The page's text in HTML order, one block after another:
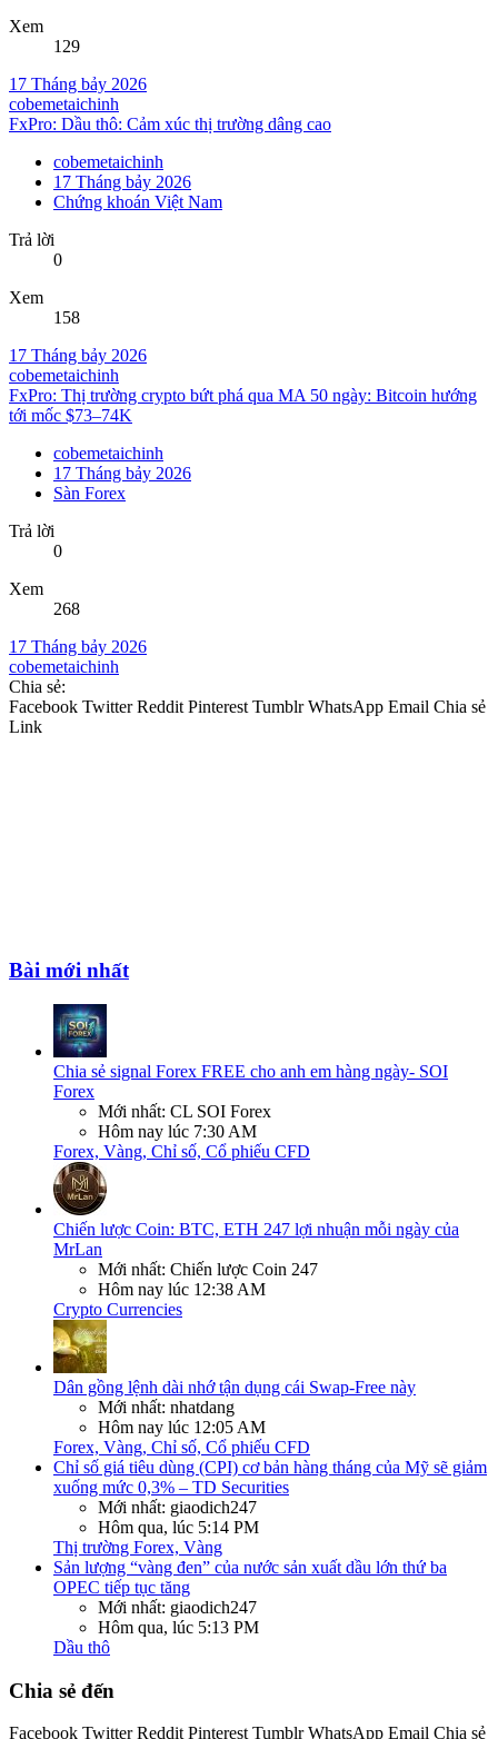
Xem
129
17 Tháng bảy 2026
cobemetaichinh
FxPro: Dầu thô: Cảm xúc thị trường dâng cao
cobemetaichinh
17 Tháng bảy 2026
Chứng khoán Việt Nam
Trả lời
0
Xem
158
17 Tháng bảy 2026
cobemetaichinh
FxPro: Thị trường crypto bứt phá qua MA 50 ngày: Bitcoin hướng
tới mốc $73–74K
cobemetaichinh
17 Tháng bảy 2026
Sàn Forex
Trả lời
0
Xem
268
17 Tháng bảy 2026
cobemetaichinh
Chia sẻ:
Facebook Twitter Reddit Pinterest Tumblr WhatsApp Email Chia sẻ
Link
Bài mới nhất
Chia sẻ signal Forex FREE cho anh em hàng ngày- SOI
Forex
Mới nhất: CL SOI Forex
Hôm nay lúc 7:30 AM
Forex, Vàng, Chỉ số, Cổ phiếu CFD
Chiến lược Coin: BTC, ETH 247 lợi nhuận mỗi ngày của
MrLan
Mới nhất: Chiến lược Coin 247
Hôm nay lúc 12:38 AM
Crypto Currencies
Dân gồng lệnh dài nhớ tận dụng cái Swap-Free này
Mới nhất: nhatdang
Hôm nay lúc 12:05 AM
Forex, Vàng, Chỉ số, Cổ phiếu CFD
Chỉ số giá tiêu dùng (CPI) cơ bản hàng tháng của Mỹ sẽ giảm
xuống mức 0,3% – TD Securities
Mới nhất: giaodich247
Hôm qua, lúc 5:14 PM
Thị trường Forex, Vàng
Sản lượng “vàng đen” của nước sản xuất dầu lớn thứ ba
OPEC tiếp tục tăng
Mới nhất: giaodich247
Hôm qua, lúc 5:13 PM
Dầu thô
Chia sẻ đến
Facebook Twitter Reddit Pinterest Tumblr WhatsApp Email Chia sẻ